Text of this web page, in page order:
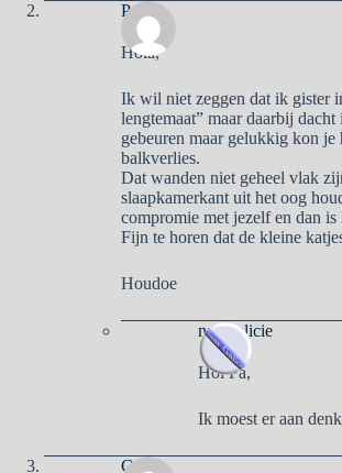
Pa
Hola,
Ik wil niet zeggen dat ik gister
lengtemaat” maar daarbij
gebeuren maar gelukkig kon
balkverlies.
Dat wanden niet geheel vlak
slaapkamerkant uit het oog
compromie met jezelf en dan is
Fijn te horen dat de kleine
Houdoe
naargalicie
Hoi Pa,
Ik moest er aan
Cd